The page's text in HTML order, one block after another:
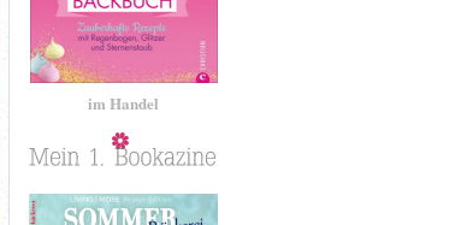
im Handel